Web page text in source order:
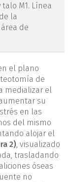
talo M1. Línea
la
de
el plano
de
medializar el
su
en las
del mismo
alojar el
2) , visualizado
trasladando
óseas
no